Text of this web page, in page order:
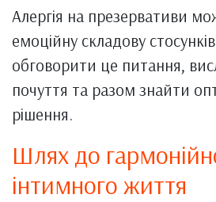
Алергія на презервативи
емоційну складову
обговорити це питання,
почуття та разом знайти
рішення.
Шлях до
інтимного життя